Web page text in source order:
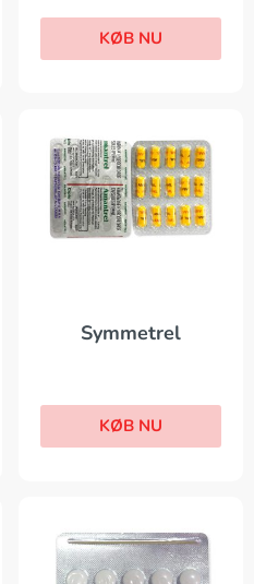
KØB NU
Symmetrel
KØB NU